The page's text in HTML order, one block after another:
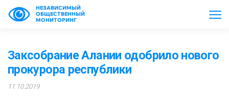
НЕЗАВИСИМЫЙ
ОБЩЕСТВЕННЫЙ
МОНИТОРИНГ
Заксобрание Алании одобрило нового
прокурора республики
11.10.2019